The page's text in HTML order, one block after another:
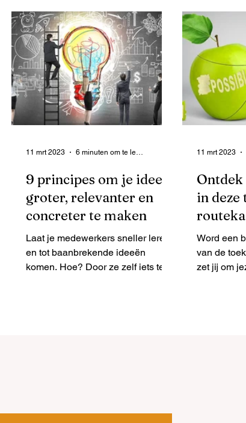
9 principes om je idee
groter, relevanter en
concreter te maken
Laat je medewerkers sneller leren
en tot baanbrekende ideeën
komen. Hoe? Door ze zelf iets te
11 mrt 2023 6 minuten om te lezen
Ontdek
in deze
Word een
van de
zet jij om
11 mrt 2023